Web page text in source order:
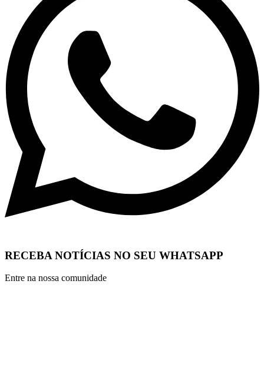
RECEBA NOTÍCIAS NO SEU WHATSAPP
Entre na nossa comunidade